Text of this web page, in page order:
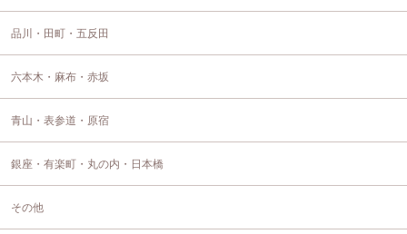
品川・田町・五反田
六本木・麻布・赤坂
青山・表参道・原宿
銀座・有楽町・丸の内・日本橋
その他